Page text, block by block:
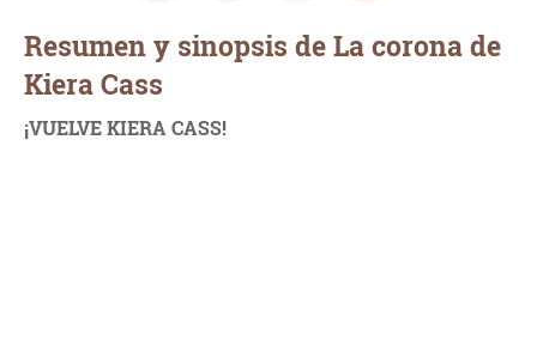
Resumen y sinopsis de La corona de
Kiera Cass
¡VUELVE KIERA CASS!